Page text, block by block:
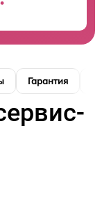
Гарантия